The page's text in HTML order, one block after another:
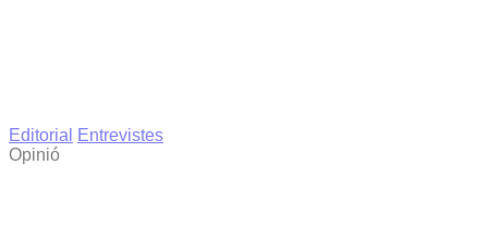
Editorial
Entrevistes
Opinió